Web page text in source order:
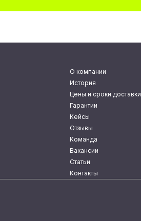
О компании
История
Цены и сроки доставки
Гарантии
Кейсы
Отзывы
Команда
Вакансии
Статьи
Контакты